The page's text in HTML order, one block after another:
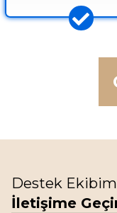
Destek
İletişime